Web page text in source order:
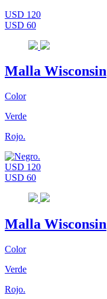
USD 120
USD 60
Malla Wisconsin
Color
Verde
Rojo.
USD 120
USD 60
Malla Wisconsin
Color
Verde
Rojo.